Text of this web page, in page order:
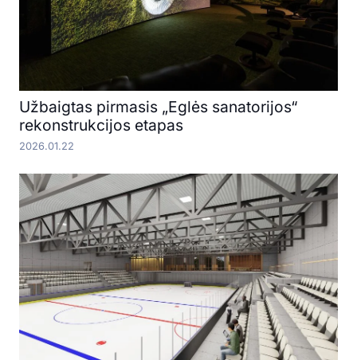
Užbaigtas pirmasis „Eglės sanatorijos“
rekonstrukcijos etapas
2026.01.22